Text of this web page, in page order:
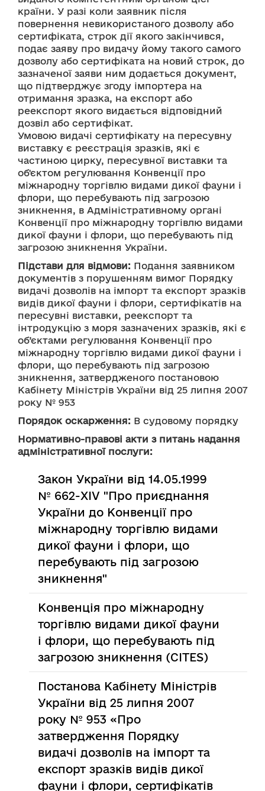
країни. У разі коли заявник після
повернення невикористаного дозволу або
сертифіката, строк дії якого закінчився,
подає заяву про видачу йому такого самого
дозволу або сертифіката на новий строк, до
зазначеної заяви ним додається документ,
що підтверджує згоду імпортера на
отримання зразка, на експорт або
реекспорт якого видається відповідний
дозвіл або сертифікат.
Умовою видачі сертифікату на пересувну
виставку є реєстрація зразків, які є
частиною цирку, пересувної виставки та
об'єктом регулювання Конвенції про
міжнародну торгівлю видами дикої фауни і
флори, що перебувають під загрозою
зникнення, в Адміністративному органі
Конвенції про міжнародну торгівлю видами
дикої фауни і флори, що перебувають під
загрозою зникнення України.
Підстави для відмови: Подання заявником
документів з порушенням вимог Порядку
видачі дозволів на імпорт та експорт зразків
видів дикої фауни і флори, сертифікатів на
пересувні виставки, реекспорт та
інтродукцію з моря зазначених зразків, які є
об’єктами регулювання Конвенції про
міжнародну торгівлю видами дикої фауни і
флори, що перебувають під загрозою
зникнення, затвердженого постановою
Кабінету Міністрів України від 25 липня 2007
року № 953
Порядок оскарження: В судовому порядку
Нормативно-правові акти з питань надання
адміністративної послуги:
Закон України від 14.05.1999
№ 662-XIV "Про приєднання
України до Конвенції про
міжнародну торгівлю видами
дикої фауни і флори, що
перебувають під загрозою
зникнення"
Конвенція про міжнародну
торгівлю видами дикої фауни
і флори, що перебувають під
загрозою зникнення (CITES)
Постанова Кабінету Міністрів
України від 25 липня 2007
року № 953 «Про
затвердження Порядку
видачі дозволів на імпорт та
експорт зразків видів дикої
фауни і флори, сертифікатів